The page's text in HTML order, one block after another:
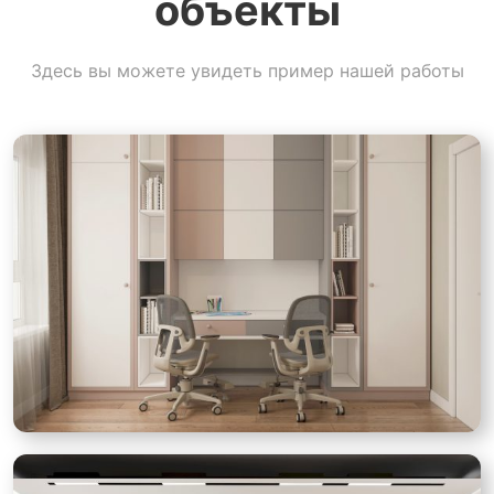
Здесь вы можете увидеть пример нашей работы